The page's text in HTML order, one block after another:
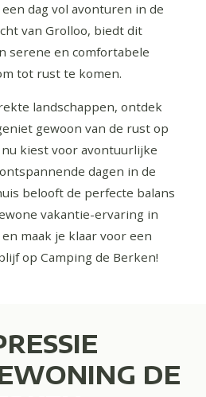
dag vol avonturen in de
van Grolloo, biedt dit
serene en comfortabele
tot rust te komen.
landschappen, ontdek
gewoon van de rust op
nu kiest voor avontuurlijke
dagen in de
belooft de perfecte balans
vakantie-ervaring in
maak je klaar voor een
op Camping de Berken!
DE